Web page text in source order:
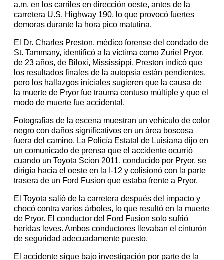
a.m. en los carriles en dirección oeste, antes de la
carretera U.S. Highway 190, lo que provocó fuertes
demoras durante la hora pico matutina.
El Dr. Charles Preston, médico forense del condado de
St. Tammany, identificó a la víctima como Zuriel Pryor,
de 23 años, de Biloxi, Mississippi. Preston indicó que
los resultados finales de la autopsia están pendientes,
pero los hallazgos iniciales sugieren que la causa de
la muerte de Pryor fue trauma contuso múltiple y que el
modo de muerte fue accidental.
Fotografías de la escena muestran un vehículo de color
negro con daños significativos en un área boscosa
fuera del camino. La Policía Estatal de Luisiana dijo en
un comunicado de prensa que el accidente ocurrió
cuando un Toyota Scion 2011, conducido por Pryor, se
dirigía hacia el oeste en la I-12 y colisionó con la parte
trasera de un Ford Fusion que estaba frente a Pryor.
El Toyota salió de la carretera después del impacto y
chocó contra varios árboles, lo que resultó en la muerte
de Pryor. El conductor del Ford Fusion solo sufrió
heridas leves. Ambos conductores llevaban el cinturón
de seguridad adecuadamente puesto.
El accidente sigue bajo investigación por parte de la